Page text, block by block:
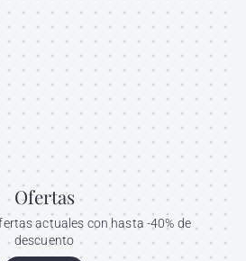
Ofertas
actuales con hasta -40% de
descuento